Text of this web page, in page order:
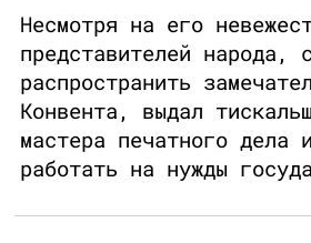
Несмотря на его
представителей народа,
распространить
Конвента, выдал
мастера печатного дела
работать на нужды